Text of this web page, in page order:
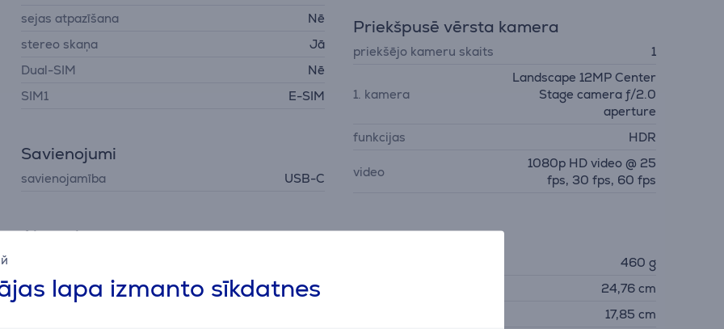
lapa izmanto sīkdatnes
sejas atpazīšana
Nē
stereo skaņa
Jā
Dual-SIM
Nē
SIM1
E-SIM
Savienojumi
savienojamība USB-C
Akumulators
bezvadu lādēšana
Nē
Priekšpusē vērsta kamera
priekšējo kameru skaits 1
1. kamera
Landscape 12MP Center
Stage camera ƒ/2.0
aperture
funkcijas
HDR
video
1080p HD video @ 25
fps, 30 fps, 60 fps
Izmēri
460 g
24,76 cm
17,85 cm